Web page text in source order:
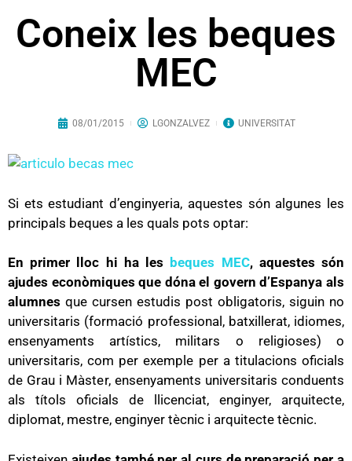
Coneix les beques
MEC
08/01/2015 LGONZALVEZ UNIVERSITAT
Si ets estudiant d’enginyeria, aquestes són algunes les
principals beques a les quals pots optar:
En primer lloc hi ha les beques MEC, aquestes són
ajudes econòmiques que dóna el govern d’Espanya als
alumnes que cursen estudis post obligatoris, siguin no
universitaris (formació professional, batxillerat, idiomes,
ensenyaments artístics, militars o religioses) o
universitaris, com per exemple per a titulacions oficials
de Grau i Màster, ensenyaments universitaris conduents
als títols oficials de llicenciat, enginyer, arquitecte,
diplomat, mestre, enginyer tècnic i arquitecte tècnic.